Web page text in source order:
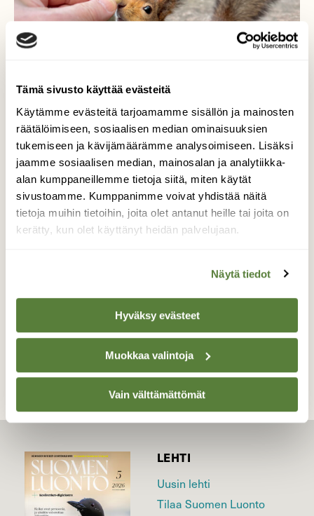
Tämä sivusto käyttää evästeitä
Käytämme evästeitä tarjoamamme sisällön ja mainosten
räätälöimiseen, sosiaalisen median ominaisuuksien
tukemiseen ja kävijämäärämme analysoimiseen. Lisäksi
jaamme sosiaalisen median, mainosalan ja analytiikka-
alan kumppaneillemme tietoja siitä, miten käytät
sivustoamme. Kumppanimme voivat yhdistää näitä
tietoja muihin tietoihin, joita olet antanut heille tai joita on
kerätty, kun olet käyttänyt heidän palvelujaan.
Näytä tiedot
Hyväksy evästeet
Muokkaa valintoja
Vain välttämättömät
Kurre
Pikku-kurre haistelee ja maistelee aamupala
pähkinää
Valokuvaaja: Juhani Peltonen, Turku 10.5.2025
LEHTI
Uusin lehti
Tilaa Suomen Luonto